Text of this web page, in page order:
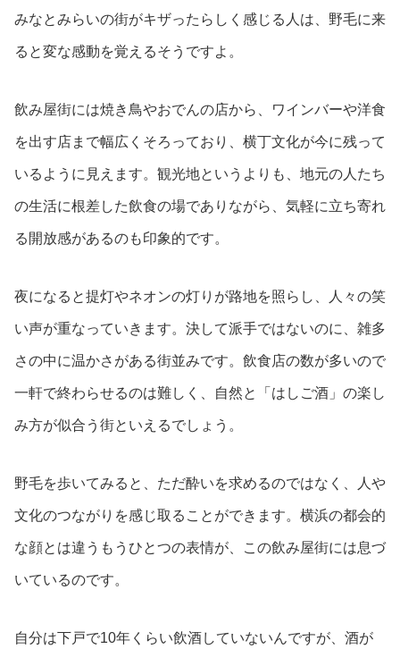
みなとみらいの街がキザったらしく感じる人は、野毛に来
ると変な感動を覚えるそうですよ。
飲み屋街には焼き鳥やおでんの店から、ワインバーや洋食
を出す店まで幅広くそろっており、横丁文化が今に残って
いるように見えます。観光地というよりも、地元の人たち
の生活に根差した飲食の場でありながら、気軽に立ち寄れ
る開放感があるのも印象的です。
夜になると提灯やネオンの灯りが路地を照らし、人々の笑
い声が重なっていきます。決して派手ではないのに、雑多
さの中に温かさがある街並みです。飲食店の数が多いので
一軒で終わらせるのは難しく、自然と「はしご酒」の楽し
み方が似合う街といえるでしょう。
野毛を歩いてみると、ただ酔いを求めるのではなく、人や
文化のつながりを感じ取ることができます。横浜の都会的
な顔とは違うもうひとつの表情が、この飲み屋街には息づ
いているのです。
自分は下戸で10年くらい飲酒していないんですが、酒が